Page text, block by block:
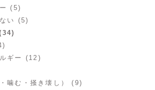
(5)
い (5)
ギー (12)
噛む・掻き壊し） (9)